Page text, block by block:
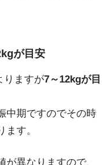
が目安
りますが7～12kgが目
中期ですのでその時
す。
異なりますので、